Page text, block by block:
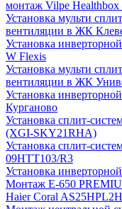
монтаж Vilpe Healthbox
Установка мульти
вентиляции в ЖК
Установка
W Flexis
Установка мульти
вентиляции в ЖК
Установка
Курганово
Установка сплит-
(XGI-SKY21RHA)
Установка сплит-
09HTT103/R3
Установка
Монтаж E-650
Haier Coral